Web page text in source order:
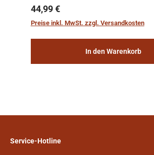
sichern, wurden die sogenannten
„Weltenschiffe“ gebaut. Auf diesen
Regulärer Preis:
44,99 €
Preise inkl. MwSt. zzgl. Versandkosten
In den Warenkorb
Service-Hotline